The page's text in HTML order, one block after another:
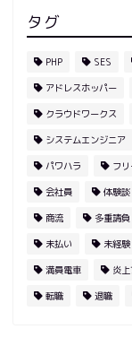
タグ
PHP SES
アドレスホッパー
クラウドワークス
システムエンジニア
パワハラ フ
会社員 体験談
商流 多重請負
未払い 未経験
満員電車 炎
転職 退職